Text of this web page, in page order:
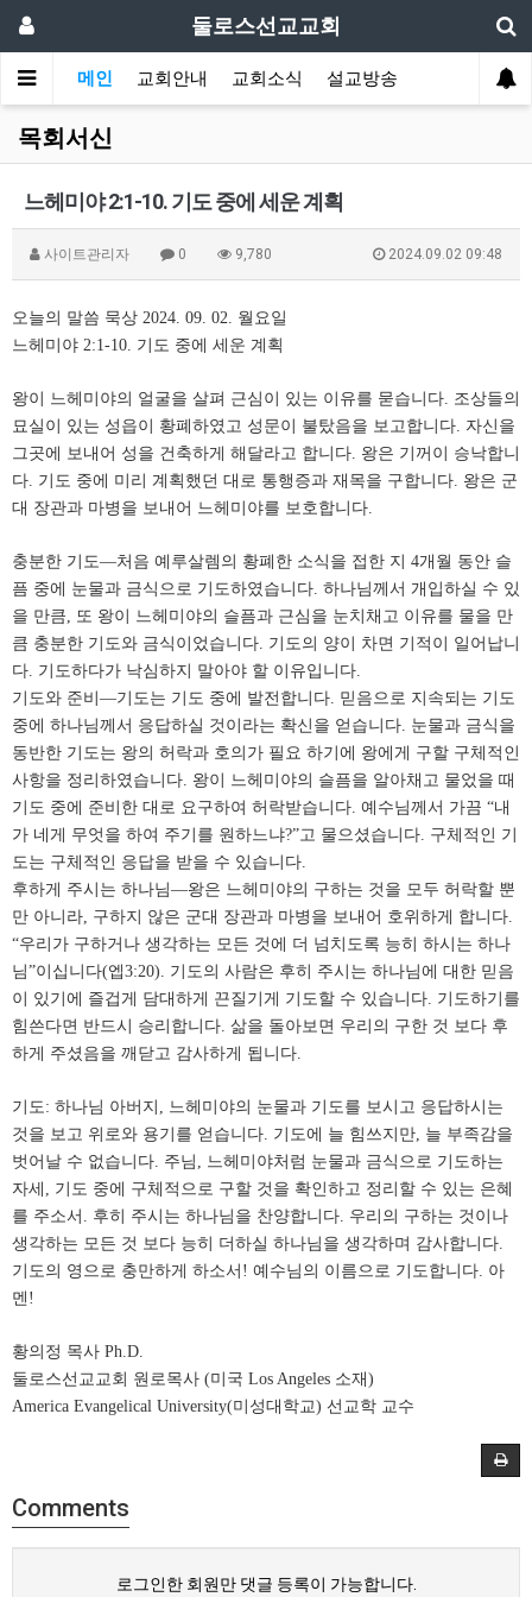
둘로스선교교회
메인 교회안내 교회소식 설교방송
목회서신
느헤미야 2:1-10. 기도 중에 세운 계획
사이트관리자 0 9,780 2024.09.02 09:48
오늘의 말씀 묵상 2024. 09. 02. 월요일
느헤미야 2:1-10. 기도 중에 세운 계획
왕이 느헤미야의 얼굴을 살펴 근심이 있는 이유를 묻습니다. 조상들의
묘실이 있는 성읍이 황폐하였고 성문이 불탔음을 보고합니다. 자신을
그곳에 보내어 성을 건축하게 해달라고 합니다. 왕은 기꺼이 승낙합니
다. 기도 중에 미리 계획했던 대로 통행증과 재목을 구합니다. 왕은 군
대 장관과 마병을 보내어 느헤미야를 보호합니다.
충분한 기도—처음 예루살렘의 황폐한 소식을 접한 지 4개월 동안 슬
픔 중에 눈물과 금식으로 기도하였습니다. 하나님께서 개입하실 수 있
을 만큼, 또 왕이 느헤미야의 슬픔과 근심을 눈치채고 이유를 물을 만
큼 충분한 기도와 금식이었습니다. 기도의 양이 차면 기적이 일어납니
다. 기도하다가 낙심하지 말아야 할 이유입니다.
기도와 준비 —기도는 기도 중에 발전합니다. 믿음으로 지속되는 기도
중에 하나님께서 응답하실 것이라는 확신을 얻습니다. 눈물과 금식을
동반한 기도는 왕의 허락과 호의가 필요 하기에 왕에게 구할 구체적인
사항을 정리하였습니다. 왕이 느헤미야의 슬픔을 알아채고 물었을 때
기도 중에 준비한 대로 요구하여 허락받습니다. 예수님께서 가끔 “내
가 네게 무엇을 하여 주기를 원하느냐?”고 물으셨습니다. 구체적인 기
도는 구체적인 응답을 받을 수 있습니다.
후하게 주시는 하나님—왕은 느헤미야의 구하는 것을 모두 허락할 뿐
만 아니라, 구하지 않은 군대 장관과 마병을 보내어 호위하게 합니다.
“우리가 구하거나 생각하는 모든 것에 더 넘치도록 능히 하시는 하나
님”이십니다(엡3:20). 기도의 사람은 후히 주시는 하나님에 대한 믿음
이 있기에 즐겁게 담대하게 끈질기게 기도할 수 있습니다. 기도하기를
힘쓴다면 반드시 승리합니다. 삶을 돌아보면 우리의 구한 것 보다 후
하게 주셨음을 깨닫고 감사하게 됩니다.
기도: 하나님 아버지 , 느헤미야의 눈물과 기도를 보시고 응답하시는
것을 보고 위로와 용기를 얻습니다. 기도에 늘 힘쓰지만, 늘 부족감을
벗어날 수 없습니다. 주님 , 느헤미야처럼 눈물과 금식으로 기도하는
자세 , 기도 중에 구체적으로 구할 것을 확인하고 정리할 수 있는 은혜
를 주소서 . 후히 주시는 하나님을 찬양합니다. 우리의 구하는 것이나
생각하는 모든 것 보다 능히 더하실 하나님을 생각하며 감사합니다.
기도의 영으로 충만하게 하소서 ! 예수님의 이름으로 기도합니다. 아
멘 !
황의정 목사 Ph.D.
둘로스선교교회 원로목사 (미국 Los Angeles 소재 )
America Evangelical University(미성대학교) 선교학 교수
Comments
로그인한 회원만 댓글 등록이 가능합니다.